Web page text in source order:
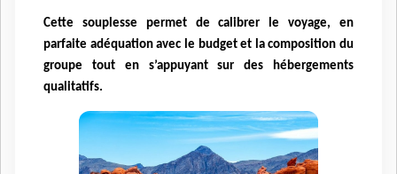
Cette souplesse permet de calibrer le voyage, en
parfaite adéquation avec le budget et la composition du
groupe tout en s’appuyant sur des hébergements
qualitatifs.